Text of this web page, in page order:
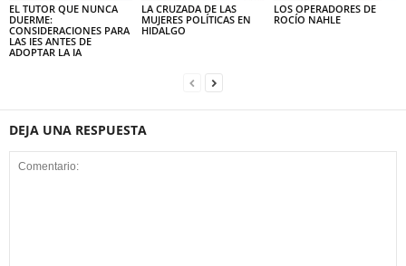
EL TUTOR QUE NUNCA
DUERME:
CONSIDERACIONES PARA
LAS IES ANTES DE
ADOPTAR LA IA
LA CRUZADA DE LAS
MUJERES POLÍTICAS EN
HIDALGO
LOS OPERADORES DE
ROCÍO NAHLE
DEJA UNA RESPUESTA